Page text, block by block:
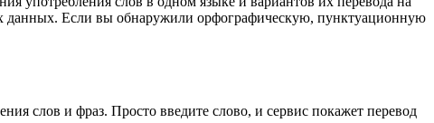
данных. Если вы обнаружили орфографическую, пунктуационную
слов и фраз. Просто введите слово, и сервис покажет перевод